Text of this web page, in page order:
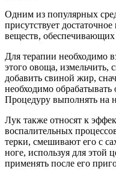
Одним из популярных
присутствует
веществ, обеспечивающих
Для терапии необходимо
этого овоща, измельчить,
добавить свиной жир,
необходимо обрабатывать
Процедуру выполнять на
Лук также относят к
воспалительных
терки, смешивают его с
ноге, используя для этой
применять после его